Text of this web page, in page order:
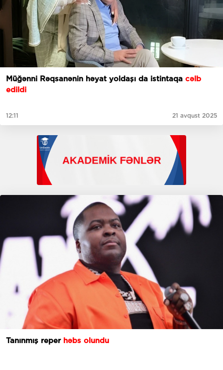
Müğənni Rəqsanənin həyat yoldaşı da istintaqa cəlb
edildi
12:11 21 avqust 2025
Tanınmış reper həbs olundu